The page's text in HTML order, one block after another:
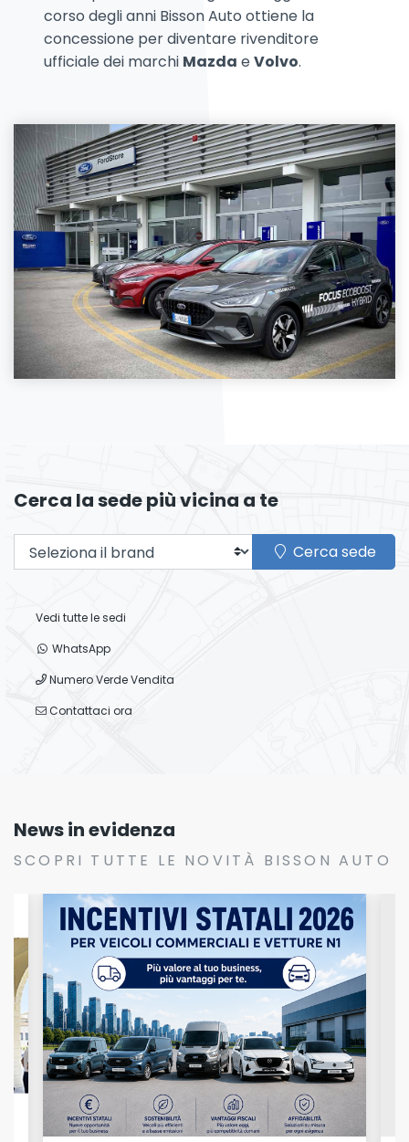
corso degli anni Bisson Auto ottiene la
concessione per diventare rivenditore
ufficiale dei marchi Mazda eVolvo.
Cerca la sede più vicina a te
Cerca sede
Vedi tutte le sedi
WhatsApp
Numero Verde Vendita
Contattaci ora
News in evidenza
SCOPRI TUTTE LE NOVITÀ BISSON AUTO